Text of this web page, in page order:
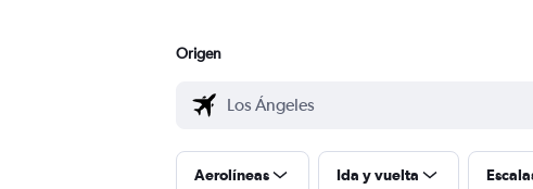
Origen
Aerolíneas Ida y vuelta